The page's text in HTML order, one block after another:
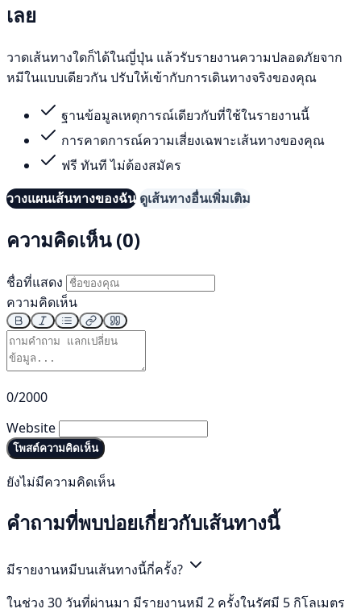
เลย
วาดเส้นทางใดก็ได้ในญี่ปุ่น แล้วรับรายงานความปลอดภัยจาก
หมีในแบบเดียวกัน ปรับให้เข้ากับการเดินทางจริงของคุณ
ฐานข้อมูลเหตุการณ์เดียวกับที่ใช้ในรายงานนี้
การคาดการณ์ความเสี่ยงเฉพาะเส้นทางของคุณ
ฟรี ทันที ไม่ต้องสมัคร
วางแผนเส้นทางของฉัน ดูเส้นทางอื่นเพิ่มเติม
ความคิดเห็น (0)
ชื่อที่แสดง
ความคิดเห็น
0/2000
Website
โพสต์ความคิดเห็น
ยังไม่มีความคิดเห็น
คำถามที่พบบ่อยเกี่ยวกับเส้นทางนี้
มีรายงานหมีบนเส้นทางนี้กี่ครั้ง?
ในช่วง 30 วันที่ผ่านมา มีรายงานหมี 2 ครั้งในรัศมี 5 กิโลเมตร